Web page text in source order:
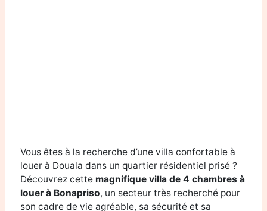
Vous êtes à la recherche d’une villa confortable à
louer à Douala dans un quartier résidentiel prisé ?
Découvrez cette magnifique villa de 4 chambres à
louer à Bonapriso, un secteur très recherché pour
son cadre de vie agréable, sa sécurité et sa